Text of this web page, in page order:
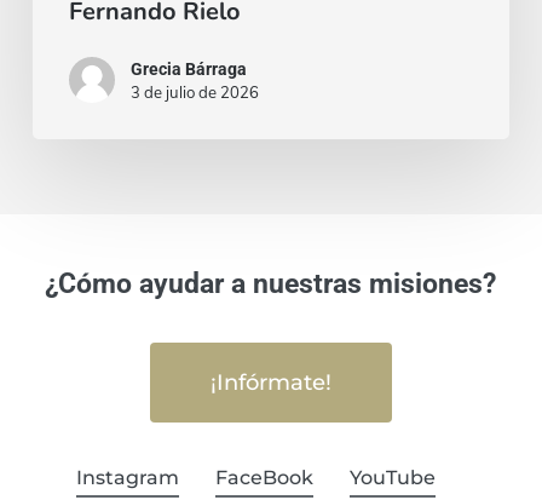
Fernando Rielo
Grecia Bárraga
3 de julio de 2026
¿Cómo ayudar a nuestras misiones?
¡Infórmate!
Instagram FaceBook YouTube